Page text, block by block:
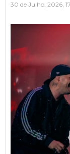
30 de Julho, 2026,